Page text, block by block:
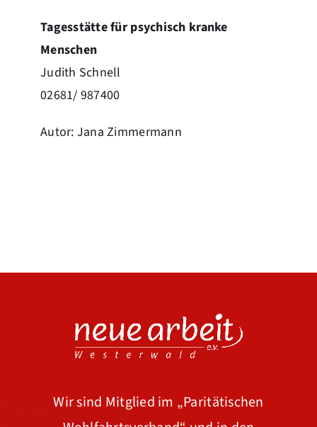
Tagesstätte für psychisch kranke
Menschen
Judith Schnell
02681/ 987400
Autor: Jana Zimmermann
Wir sind Mitglied im „Paritätischen